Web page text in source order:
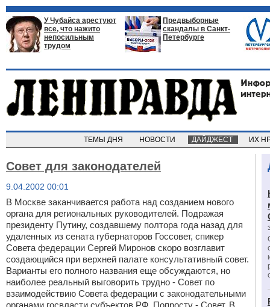
У Чубайса арестуют
все, что нажито
непосильным
трудом
Предвыборные
скандалы в Санкт-
Петербурге
ТЕМЫ ДНЯ НОВОСТИ ДАЙДЖЕСТ ИХ
Совет для законодателей
9.04.2002 00:01
В Москве заканчивается работа над созданием нового
органа для региональных руководителей. Подражая
президенту Путину, создавшему полтора года назад для
удаленных из сената губернаторов Госсовет, спикер
Совета федерации Сергей Миронов скоро возглавит
создающийся при верхней палате консультативный совет.
Варианты его полного названия еще обсуждаются, но
наиболее реальный выговорить трудно - Совет по
взаимодействию Совета федерации с законодательными
органами госвласти субъектов РФ. Попросту - Совет. В